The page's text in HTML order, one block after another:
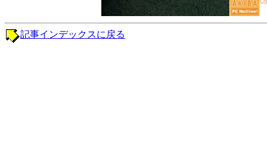
記事インデックスに戻る